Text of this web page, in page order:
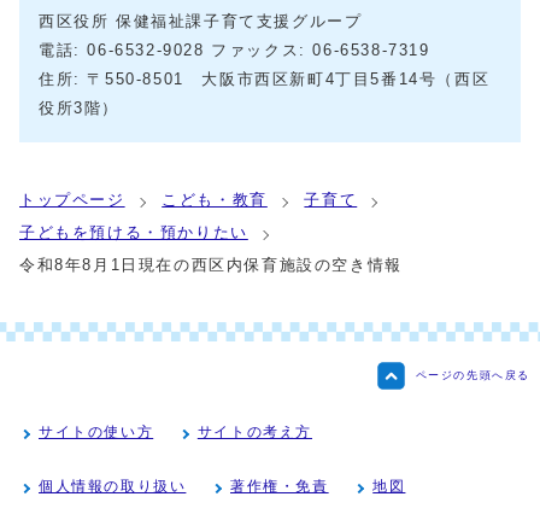
西区役所 保健福祉課子育て支援グループ
電話: 06-6532-9028 ファックス: 06-6538-7319
住所: 〒550-8501 大阪市西区新町4丁目5番14号（西区
役所3階）
トップページ こども・教育
子育て
子どもを預ける・預かりたい
令和8年8月1日現在の西区内保育施設の空き情報
ページの先頭へ戻る
サイトの使い方 サイトの考え方
個人情報の取り扱い 著作権・免責 地図